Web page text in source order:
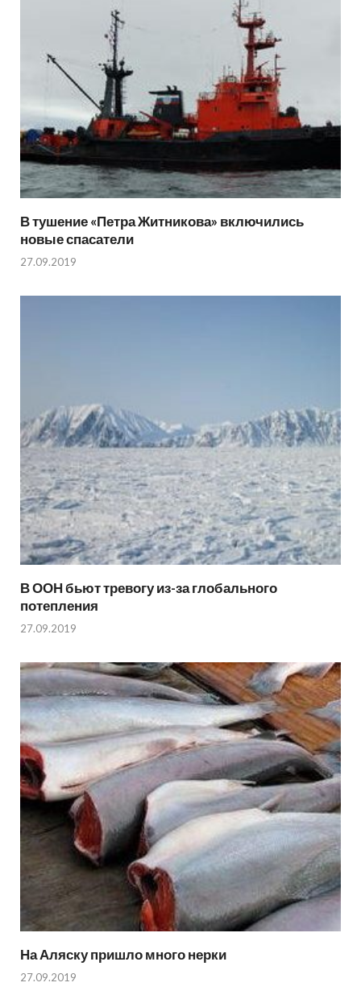
В тушение «Петра Житникова» включились
новые спасатели
27.09.2019
В ООН бьют тревогу из-за глобального
потепления
27.09.2019
На Аляску пришло много нерки
27.09.2019